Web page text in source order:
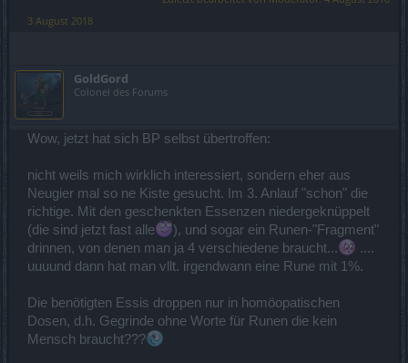
3 August 2018
GoldGord
Colonel des Forums
Wow, jetzt hat sich BP selbst übertroffen:
nicht weils mich wirklich interessiert, sondern eher aus
Neugier mal so ne Kiste gesucht. Im 3. Anlauf "schon" die
richtige. Mit den geschenkten Essenzen niedergeknüppelt
(die sind jetzt fast alle
), und sogar ein Runen-"Fragment"
drinnen, von denen man ja 4 verschiedene braucht...
....
uuuund dann hat man vllt. irgendwann eine Rune mit 1%.
Die benötigten Essis droppen nur in homöopatischen
Dosen, d.h. Gegrinde ohne Worte für Runen die kein
Mensch braucht???